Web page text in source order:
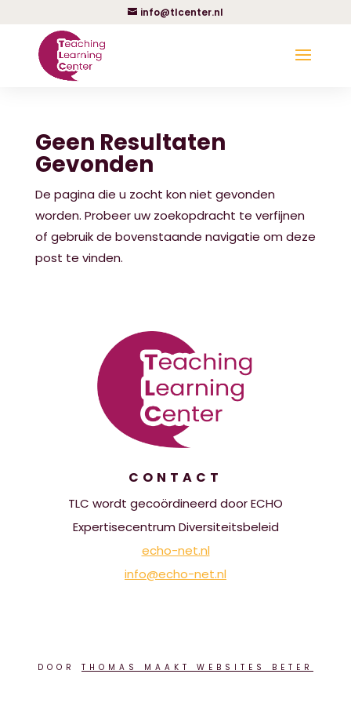
info@tlcenter.nl
Geen Resultaten
Gevonden
De pagina die u zocht kon niet gevonden
worden. Probeer uw zoekopdracht te verfijnen
of gebruik de bovenstaande navigatie om deze
post te vinden.
CONTACT
TLC wordt gecoördineerd door ECHO
Expertisecentrum Diversiteitsbeleid
echo-net.nl
info@echo-net.nl
DOOR THOMAS MAAKT WEBSITES BETER